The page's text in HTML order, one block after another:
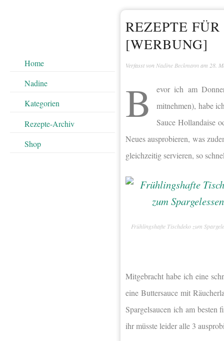
Home
Nadine
Kategorien
Rezepte-Archiv
Shop
REZEPTE
[WERBUNG]
Verfasst von Nadine Beckmann am 28.
B evor ich am
mitnehmen), habe
Sauce Hollandaise
Neues ausprobieren, was
gleichzeitig servieren, so
Frühlingshafte Tischdeko zum
Mitgebracht habe ich eine
eine Buttersauce mit
Spargelsaucen ich am besten
ihr müsste leider alle 3